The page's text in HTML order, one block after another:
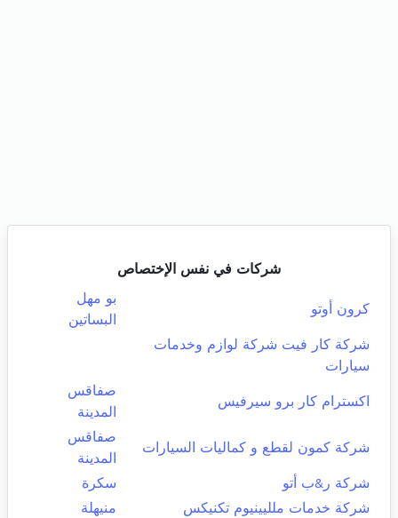
شركات في نفس الإختصاص
كرون أوتو
بو مهل
البساتين
شركة كار فيت شركة لوازم وخدمات
سيارات
اكسترام كار برو سيرفيس
صفاقس
المدينة
شركة كمون لقطع و كماليات السيارات
صفاقس
المدينة
شركة ر&ب أتو
سكرة
شركة خدمات ملليينيوم تكنيكس
منيهلة